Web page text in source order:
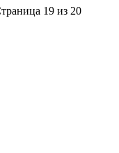
19 из 20